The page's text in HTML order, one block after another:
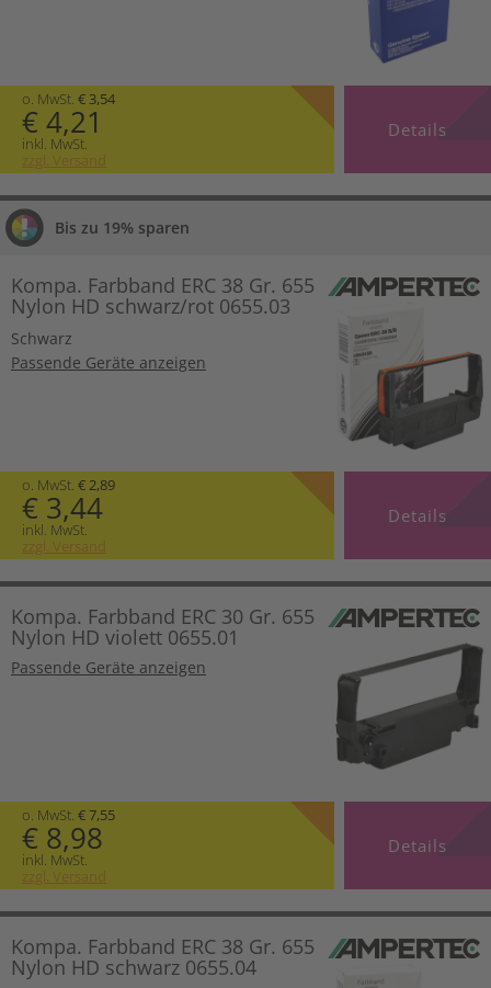
o. MwSt. € 3,54
€ 4,21
inkl. MwSt.
zzgl. Versand
Details
Bis zu 19% sparen
Kompa. Farbband ERC 38 Gr. 655
Nylon HD schwarz/rot 0655.03
Schwarz
Passende Geräte anzeigen
o. MwSt. € 2,89
€ 3,44
inkl. MwSt.
zzgl. Versand
Details
Kompa. Farbband ERC 30 Gr. 655
Nylon HD violett 0655.01
Passende Geräte anzeigen
o. MwSt. € 7,55
€ 8,98
inkl. MwSt.
zzgl. Versand
Details
Kompa. Farbband ERC 38 Gr. 655
Nylon HD schwarz 0655.04